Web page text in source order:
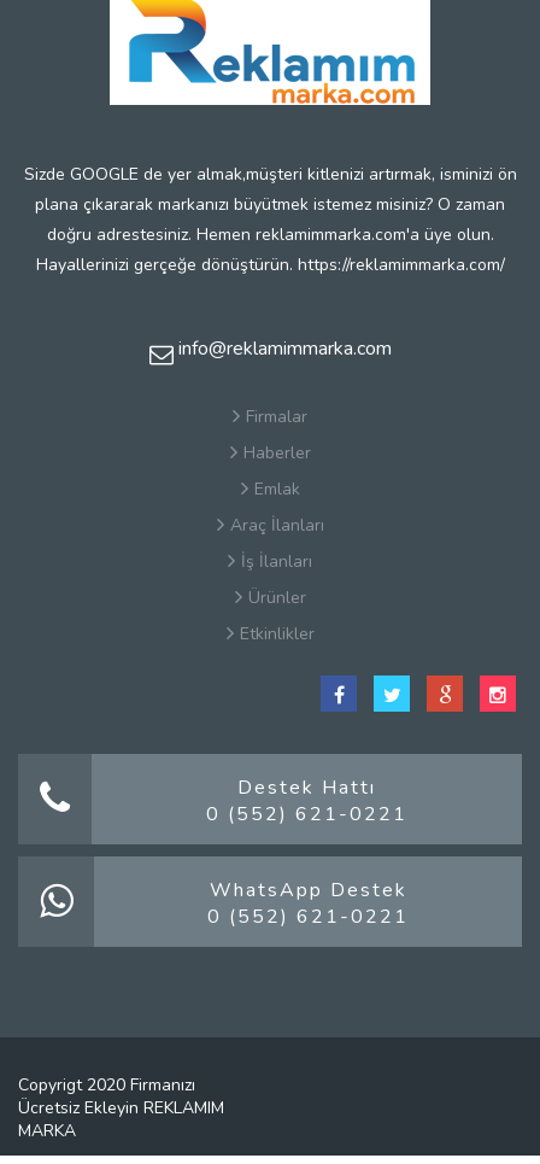
Sizde GOOGLE de yer almak,müşteri kitlenizi artırmak, isminizi ön
plana çıkararak markanızı büyütmek istemez misiniz? O zaman
doğru adrestesiniz. Hemen reklamimmarka.com'a üye olun.
Hayallerinizi gerçeğe dönüştürün. https://reklamimmarka.com/
info@reklamimmarka.com
Firmalar
Haberler
Emlak
Araç İlanları
İş İlanları
Ürünler
Etkinlikler
Satış Sözleşmesi
Güvenlik
Gizlilik Sözleşmesi
Firma Rehberi Nedir?
İletişim
Destek Hattı
0 (552) 621-0221
WhatsApp Destek
0 (552) 621-0221
Copyrigt 2020 Firmanızı
Ücretsiz Ekleyin REKLAMIM
MARKA